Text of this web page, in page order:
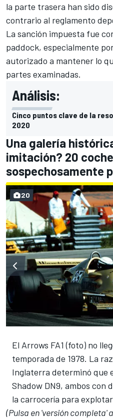
la parte trasera han sido
contrario al reglamento
La sanción impuesta fue
paddock, especialmente
autorizado a mantener lo
partes examinadas.
Análisis:
Cinco puntos clave de la
2020
Una galería
imitación? 20
sospechosamente
El Arrows FA1 (foto) no
temporada de 1978. La
Inglaterra determinó que
Shadow DN9, ambos con
la carrocería para
20
(Pulsa en 'versión completa'